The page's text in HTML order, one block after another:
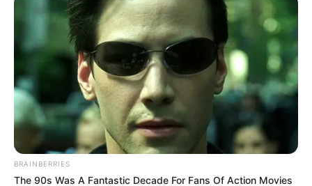
Lea También: Más de 78 líderes y defensores han sido
BRAINBERRIES
The 90s Was A Fantastic Decade For Fans Of Action Movies